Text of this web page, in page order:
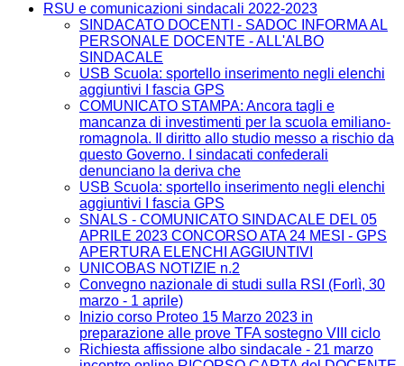
RSU e comunicazioni sindacali 2022-2023
SINDACATO DOCENTI - SADOC INFORMA AL
PERSONALE DOCENTE - ALL'ALBO
SINDACALE
USB Scuola: sportello inserimento negli elenchi
aggiuntivi I fascia GPS
COMUNICATO STAMPA: Ancora tagli e
mancanza di investimenti per la scuola emiliano-
romagnola. Il diritto allo studio messo a rischio da
questo Governo. I sindacati confederali
denunciano la deriva che
USB Scuola: sportello inserimento negli elenchi
aggiuntivi I fascia GPS
SNALS - COMUNICATO SINDACALE DEL 05
APRILE 2023 CONCORSO ATA 24 MESI - GPS
APERTURA ELENCHI AGGIUNTIVI
UNICOBAS NOTIZIE n.2
Convegno nazionale di studi sulla RSI (Forlì, 30
marzo - 1 aprile)
Inizio corso Proteo 15 Marzo 2023 in
preparazione alle prove TFA sostegno VIII ciclo
Richiesta affissione albo sindacale - 21 marzo